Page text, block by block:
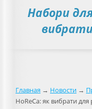
Набори
Главная → Новости →
HoReCa: як вибрати для